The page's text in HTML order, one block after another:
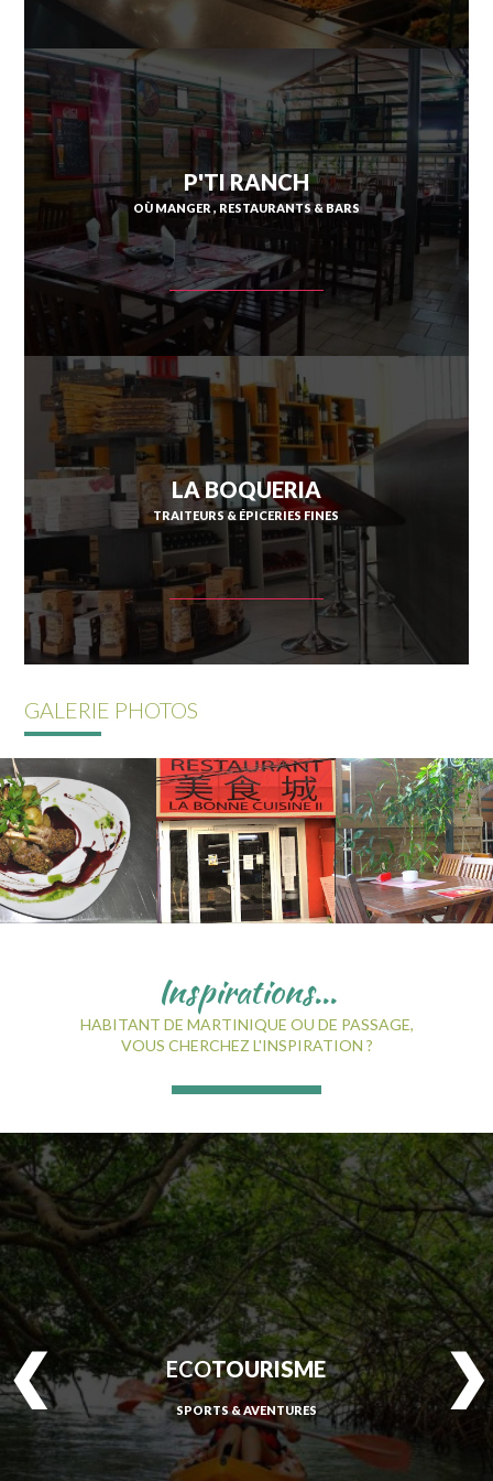
SAINT-ESPRIT
SAINT-JOSEPH
SAINT-PIERRE
SCHŒLCHER
LA TRINITÉ
LES TROIS-ÎLETS
LE VAUCLIN
P'TI RANCH
OÙ MANGER RESTAURANTS & BARS
LA BOQUERIA
TRAITEURS & ÉPICERIES FINES
GALERIE PHOTOS
Inspirations...
HABITANT DE MARTINIQUE OU DE PASSAGE,
VOUS CHERCHEZ L'INSPIRATION ?
ECOTOURISME
SPORTS & AVENTURES